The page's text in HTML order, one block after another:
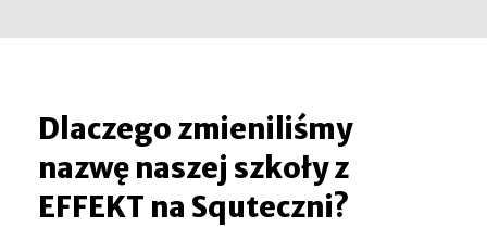
Dlaczego zmieniliśmy
nazwę naszej szkoły z
EFFEKT na Squteczni?